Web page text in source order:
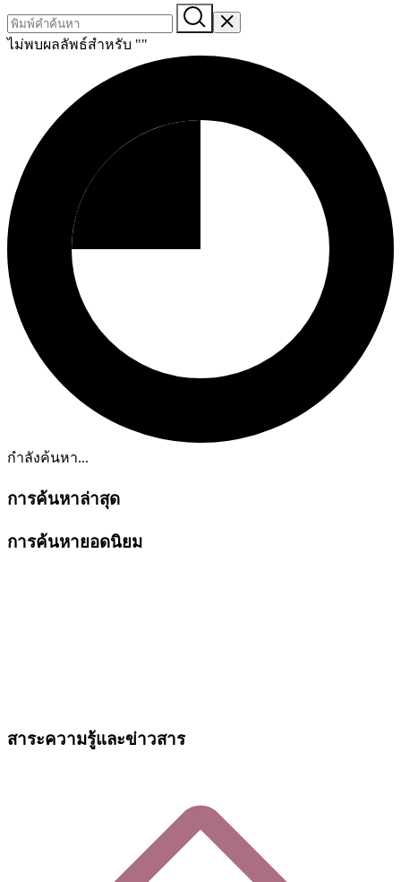
ไม่พบผลลัพธ์สำหรับ ""
กำลังค้นหา...
การค้นหาล่าสุด
การค้นหายอดนิยม
สาระความรู้และข่าวสาร